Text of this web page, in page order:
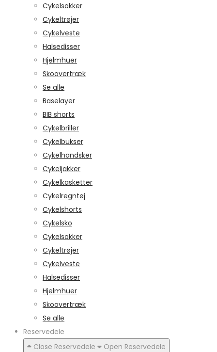
Cykelsokker
Cykeltrøjer
Cykelveste
Halsedisser
Hjelmhuer
Skoovertræk
Se alle
Baselayer
BIB shorts
Cykelbriller
Cykelbukser
Cykelhandsker
Cykeljakker
Cykelkasketter
Cykelregntøj
Cykelshorts
Cykelsko
Cykelsokker
Cykeltrøjer
Cykelveste
Halsedisser
Hjelmhuer
Skoovertræk
Se alle
Reservedele
Close Reservedele
Open Reservedele